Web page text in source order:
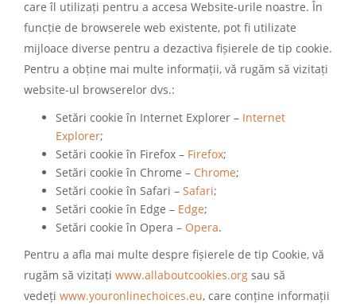
care îl utilizați pentru a accesa Website-urile noastre. În
funcție de browserele web existente, pot fi utilizate
mijloace diverse pentru a dezactiva fișierele de tip cookie.
Pentru a obține mai multe informații, vă rugăm să vizitați
website-ul browserelor dvs.:
Setări cookie în Internet Explorer – Internet
Explorer;
Setări cookie în Firefox – Firefox;
Setări cookie în Chrome – Chrome;
Setări cookie în Safari – Safari;
Setări cookie în Edge – Edge;
Setări cookie în Opera – Opera.
Pentru a afla mai multe despre fișierele de tip Cookie, vă
rugăm să vizitați www.allaboutcookies.org sau să
vedeți www.youronlinechoices.eu, care conține informații